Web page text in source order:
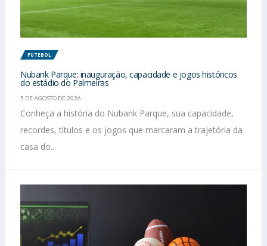
FUTEBOL
Nubank Parque: inauguração, capacidade e jogos históricos
do estádio do Palmeiras
5 DE AGOSTO DE 2026
Conheça a história do Nubank Parque, sua capacidade,
recordes, títulos e os jogos que marcaram a trajetória da
casa do...